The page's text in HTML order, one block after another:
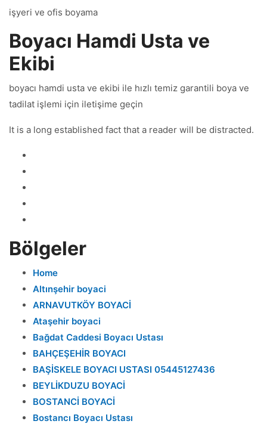
işyeri ve ofis boyama
Boyacı Hamdi Usta ve
Ekibi
boyacı hamdi usta ve ekibi ile hızlı temiz garantili boya ve
tadilat işlemi için iletişime geçin
It is a long established fact that a reader will be distracted.
Bölgeler
Home
Altınşehir boyaci
ARNAVUTKÖY BOYACİ
Ataşehir boyaci
Bağdat Caddesi Boyacı Ustası
BAHÇEŞEHİR BOYACI
BAŞİSKELE BOYACI USTASI 05445127436
BEYLİKDUZU BOYACİ
BOSTANCİ BOYACİ
Bostancı Boyacı Ustası